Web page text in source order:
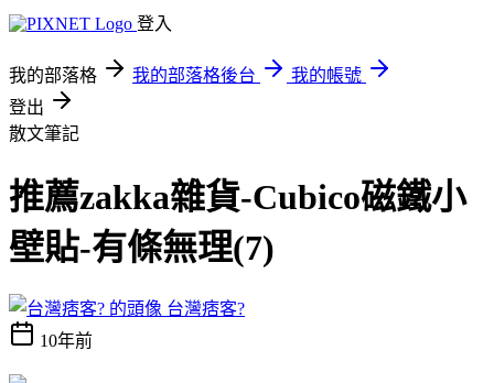
登入
我的部落格 我的部落格後台
我的帳號
登出
散文筆記
推薦zakka雜貨-Cubico磁鐵小
壁貼-有條無理(7)
台灣痞客?
10年前